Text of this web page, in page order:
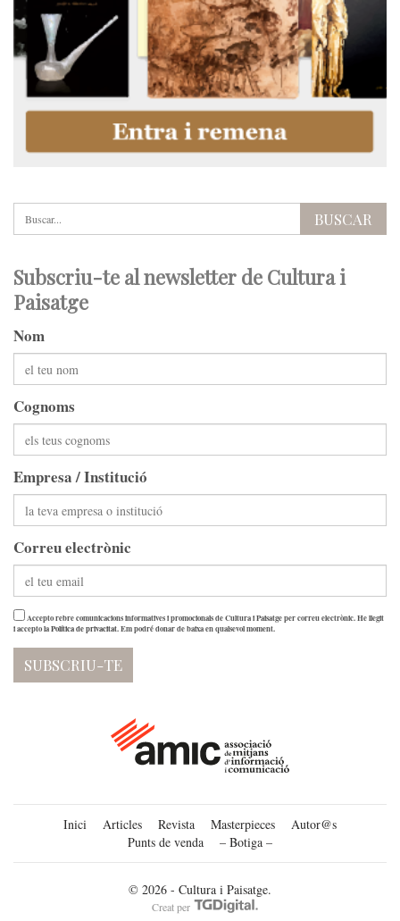
Subscriu-te al newsletter de Cultura i
Paisatge
Nom
Cognoms
Empresa / Institució
Correu electrònic
Accepto rebre comunicacions informatives i promocionals de Cultura i Paisatge per correu electrònic. He llegit
i accepto laPolítica de privacitat. Em podré donar de baixa en qualsevol moment.
Inici Articles Revista Masterpieces
Autor@s
Punts de venda
– Botiga –
© 2026 - Cultura i Paisatge.
Creat per